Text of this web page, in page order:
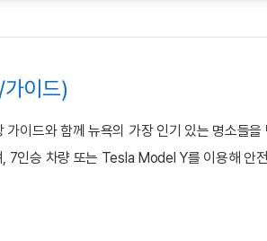
이드)
이드와 함께 뉴욕의 가장 인기 있는 명소들
7인승 차량 또는 Tesla Model Y를 이용해 안